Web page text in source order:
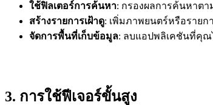
ใช้ฟิลเตอร์การค้นหา: กรองผลการค้นหาต
สร้างรายการเฝ้าดู: เพิ่มภาพยนตร์หรือราย
จัดการพื้นที่เก็บข้อมูล: ลบแอปพลิเคชันที่คุณ
3. การใช้ฟีเจอร์ขั้นสูง